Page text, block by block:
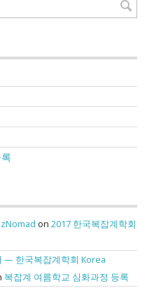
on2017 한국복잡계학회
— 한국복잡계학회 Korea
복잡계 여름학교 심화과정 등록